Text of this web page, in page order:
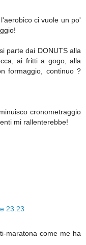
ci vuole un po'
parte dai DONUTS alla
ai fritti a gogo, alla
formaggio, continuo ?
cronometraggio
mi rallenterebbe!
23:23
maratona come me ha